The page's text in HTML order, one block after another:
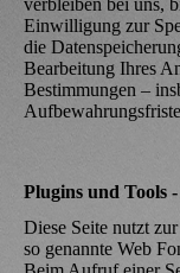
verbleiben bei uns,
Einwilligung zur
die
Bearbeitung Ihres
Bestimmungen –
Plugins und Tools
Diese Seite nutzt
so genannte Web